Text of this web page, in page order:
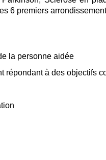
6 premiers
la personne aidée
répondant à des objectifs